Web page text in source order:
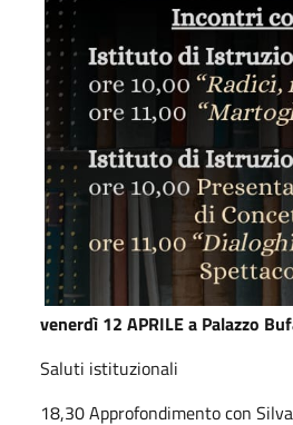
venerdì 12 APRILE a Palazzo
Saluti istituzionali
18,30 Approfondimento con